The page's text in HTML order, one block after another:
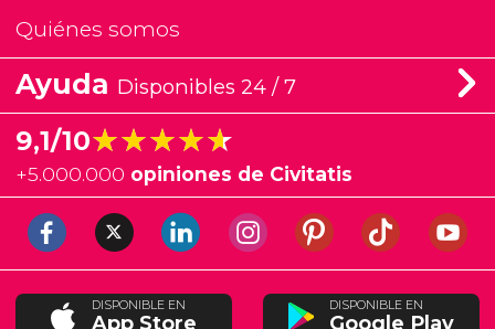
Quiénes somos
Ayuda Disponibles 24 / 7
9,1/10★★★★★
★★★★★
+5.000.000 opiniones de Civitatis
DISPONIBLE EN
App Store
DISPONIBLE EN
Google Play